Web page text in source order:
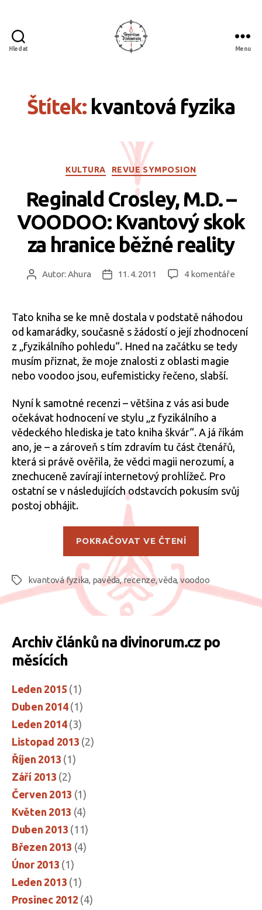
Hledat Menu
Štítek: kvantová fyzika
Rubriky
KULTURA REVUE SYMPOSION
Reginald Crosley, M.D. –
VOODOO: Kvantový skok
za hranice běžné reality
AutorAutor: Ahura
Datum
11. 4. 2011 4 komentářeu
M.D.
reality
Tato kniha se ke mně dostala v podstatě náhodou
od kamarádky, současně s žádostí o její zhodnocení
z „fyzikálního pohledu“. Hned na začátku se tedy
musím přiznat, že moje znalosti z oblasti magie
nebo voodoo jsou, eufemisticky řečeno, slabší.
Nyní k samotné recenzi – většina z vás asi bude
očekávat hodnocení ve stylu „z fyzikálního a
vědeckého hlediska je tato kniha škvár“. A já říkám
ano, je – a zároveň s tím zdravím tu část čtenářů,
která si právě ověřila, že vědci magii nerozumí, a
znechuceně zavírají internetový prohlížeč. Pro
ostatní se v následujících odstavcích pokusím svůj
postoj obhájit.
POKRAČOVAT VE ČTENÍ
–
VOODOO:
za
Štítkykvantová fyzika, pavěda,recenze,věda, voodoo
Archiv článků na divinorum.cz po
měsících
Leden 2015 (1)
Duben 2014(1)
Leden 2014(3)
Listopad 2013 (2)
Říjen 2013 (1)
Září 2013 (2)
Červen 2013 (1)
Květen 2013 (4)
Duben 2013 (11)
Březen 2013 (4)
Únor 2013 (1)
Leden 2013 (1)
Prosinec 2012 (4)